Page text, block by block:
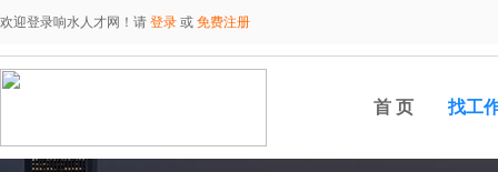
欢迎登录响水人才网！请 登录 或 免费注册
首 页 找工